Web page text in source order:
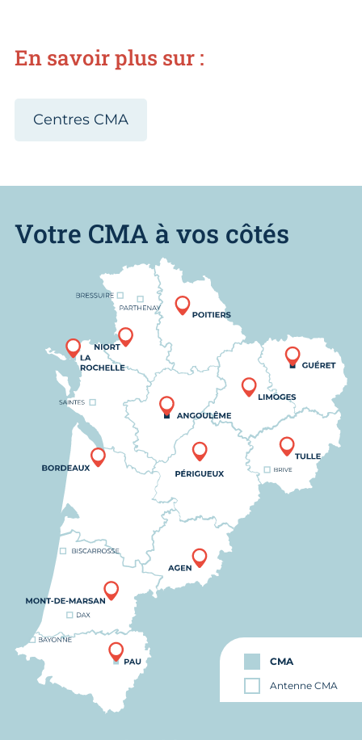
En savoir plus sur :
Centres CMA
Votre CMA à vos côtés
CMA
Antenne CMA